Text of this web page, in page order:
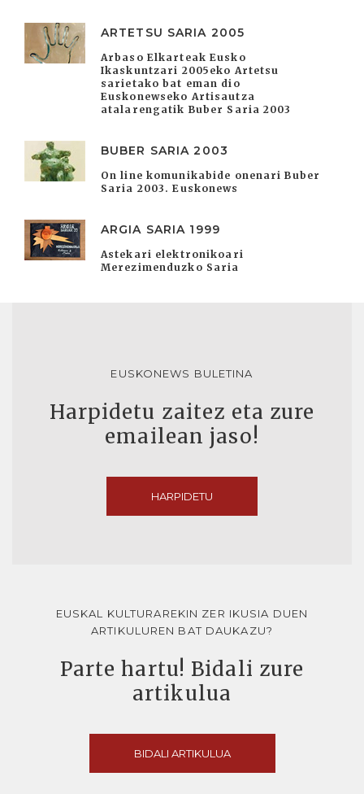
ARTETSU SARIA 2005
Arbaso Elkarteak Eusko
Ikaskuntzari 2005eko Artetsu
sarietako bat eman dio
Euskonewseko Artisautza
atalarengatik Buber Saria 2003
BUBER SARIA 2003
On line komunikabide onenari Buber
Saria 2003. Euskonews
ARGIA SARIA 1999
Astekari elektronikoari
Merezimenduzko Saria
EUSKONEWS BULETINA
Harpidetu zaitez eta zure
emailean jaso!
HARPIDETU
EUSKAL KULTURAREKIN ZER IKUSIA DUEN
ARTIKULUREN BAT DAUKAZU?
Parte hartu! Bidali zure
artikulua
BIDALI ARTIKULUA